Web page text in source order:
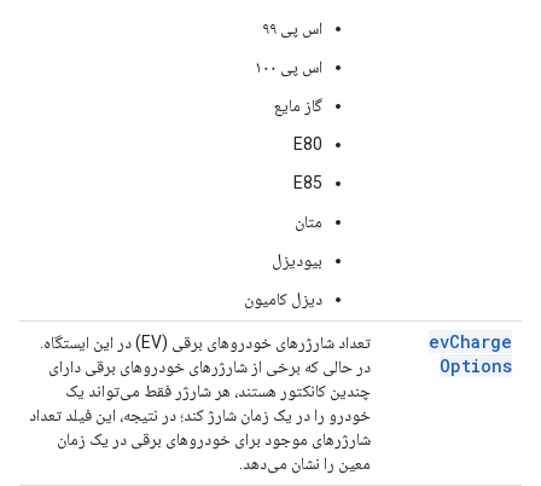
اس پی ۹۹
اس پی ۱۰۰
گاز مایع
E80
E85
متان
بیودیزل
دیزل کامیون
evCharge
Options
تعداد شارژرهای خودروهای برقی (EV) در این ایستگاه.
در حالی که برخی از شارژرهای خودروهای برقی دارای
چندین کانکتور هستند، هر شارژر فقط می‌تواند یک
خودرو را در یک زمان شارژ کند؛ در نتیجه، این فیلد تعداد
شارژرهای موجود برای خودروهای برقی در یک زمان
معین را نشان می‌دهد.